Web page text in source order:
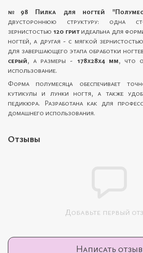
№98 Пилка для ногтей
двустороннюю структуру: одна
зернистостью 120 грит идеальна для
ногтей, а другая - с мягкой
для завершающего этапа обработки
серый, а размеры - 178x28x4 мм, что
использование.
Форма полумесяца обеспечивает
кутикулы и лунки ногтя, а также
педикюра. Разработана как для
домашнего использования.
Отзывы
Добавьте первый
Написать отзыв